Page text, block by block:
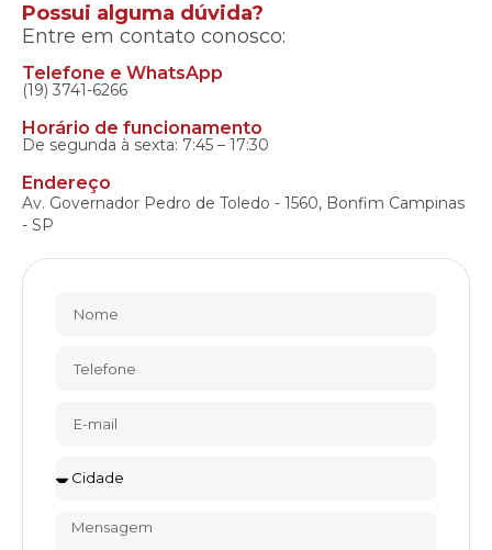
Possui alguma dúvida?
Entre em contato conosco:
Telefone e WhatsApp
(19) 3741-6266
Horário de funcionamento
De segunda à sexta: 7:45 – 17:30
Endereço
Av. Governador Pedro de Toledo - 1560, Bonfim Campinas
- SP